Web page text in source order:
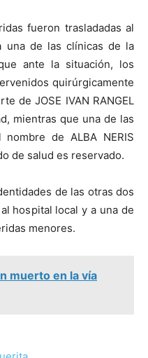
fueron trasladadas al
una de las clínicas de la
ante la situación, los
quirúrgicamente
de JOSE IVAN RANGEL
mientras que una de las
de ALBA NERIS
de salud es reservado.
de las otras dos
hospital local y a una de
menores.
muerto en la vía